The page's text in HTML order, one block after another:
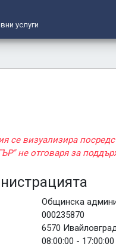
услуги
се визуализира
не отговаря за
Общинска
000235870
6570
08:00:00 - 17:00:00